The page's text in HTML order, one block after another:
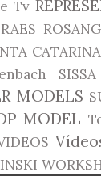
Tv
CATARINA
MODELS
MODEL